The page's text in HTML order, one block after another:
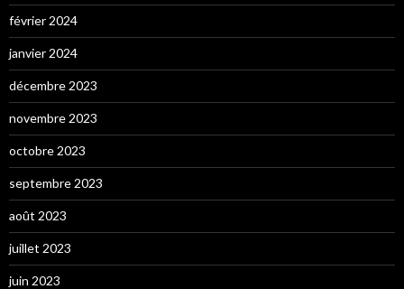
février 2024
janvier 2024
décembre 2023
novembre 2023
octobre 2023
septembre 2023
août 2023
juillet 2023
juin 2023